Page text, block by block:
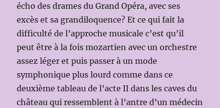
écho des drames du Grand Opéra, avec ses
excès et sa grandiloquence? Et ce qui fait la
difficulté de l’approche musicale c’est qu’il
peut être à la fois mozartien avec un orchestre
assez léger et puis passer à un mode
symphonique plus lourd comme dans ce
deuxième tableau de l’acte II dans les caves du
château qui ressemblent à l’antre d’un médecin